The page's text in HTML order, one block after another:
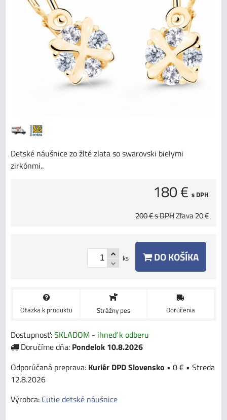
Detské náušnice zo žlté zlata so swarovski bielymi
zirkónmi..
180 € s DPH
200 €s DPHZľava20 €
ks DO KOŠÍKA
Otázka k produktu Strážny pes Doručenia
Dostupnosť:SKLADOM - ihneď k odberu
Doručíme dňa: Pondelok 10.8.2026
Kuriér DPD Slovensko • 0 € • Streda
12.8.2026
Výrobca: Cutie detské náušnice